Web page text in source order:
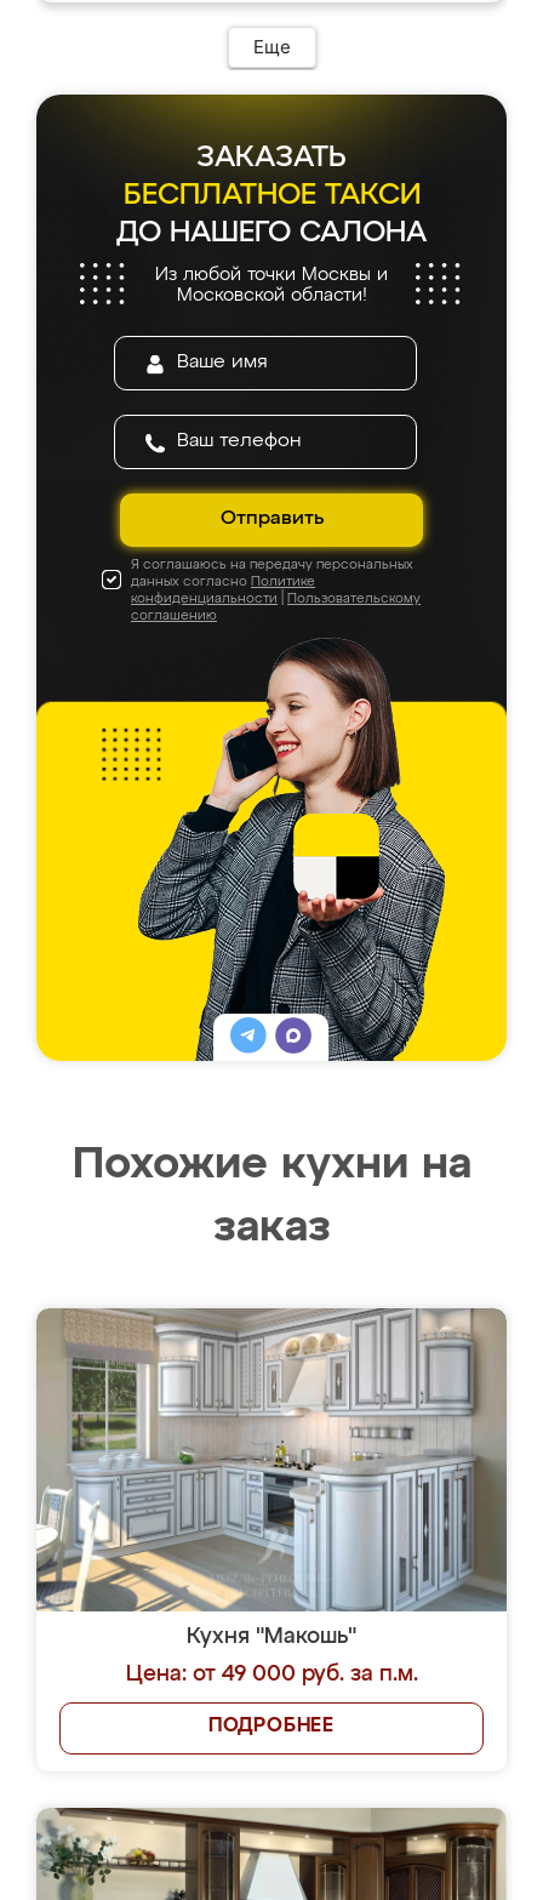
мебель сразу встала на свое место без
каких-либо доработок. Качеством осталась
довольна, все выглядит так, как и ожидала.
Еще
ЗАКАЗАТЬ
БЕСПЛАТНОЕ ТАКСИ
ДО НАШЕГО САЛОНА
Из любой точки Москвы и
Московской области!
Отправить
Я соглашаюсь на передачу персональных
данных согласно Политике
конфиденциальности
Пользовательскому
соглашению
Похожие кухни на
заказ
Кухня "Макошь"
Цена: от 49 000 руб. за п.м.
ПОДРОБНЕЕ